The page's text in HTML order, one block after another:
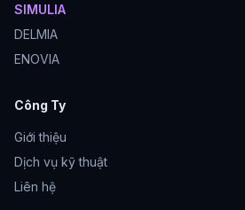
SIMULIA
DELMIA
ENOVIA
Công Ty
Giới thiệu
Dịch vụ kỹ thuật
Liên hệ